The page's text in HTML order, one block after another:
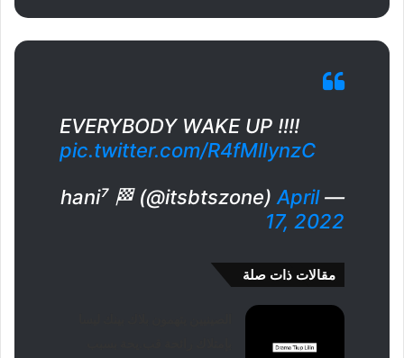
EVERYBODY WAKE UP !!!!
pic.twitter.com/R4fMlIynzC
— hani⁷ 🏁 (@itsbtszone)
April
17, 2022
مقالات ذات صلة